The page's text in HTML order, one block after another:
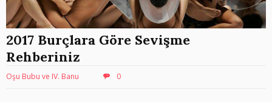
2017 Burçlara Göre Sevişme
Rehberiniz
Oşu Bubu ve IV. Banu 0